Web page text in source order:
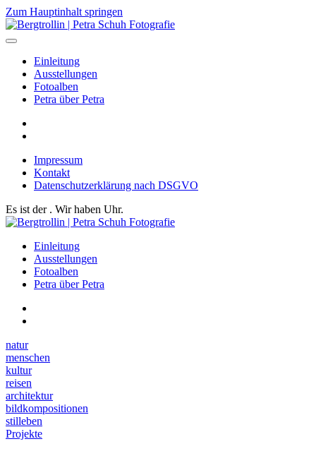
Zum Hauptinhalt springen
Einleitung
Ausstellungen
Fotoalben
Petra über Petra
Impressum
Kontakt
Datenschutzerklärung nach DSGVO
Es ist der . Wir haben Uhr.
Einleitung
Ausstellungen
Fotoalben
Petra über Petra
natur
menschen
kultur
reisen
architektur
bildkompositionen
stilleben
Projekte